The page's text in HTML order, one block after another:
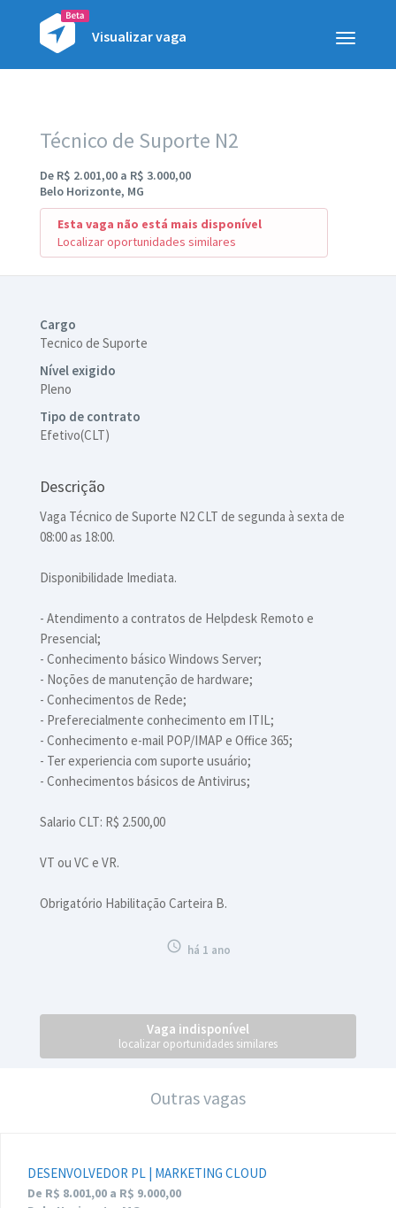
Toggle
Visualizar vaga
Técnico de Suporte N2
De R$ 2.001,00 a R$ 3.000,00
Belo Horizonte, MG
Esta vaga não está mais disponível
Localizar oportunidades similares
Cargo
Tecnico de Suporte
Nível exigido
Pleno
Tipo de contrato
Efetivo(CLT)
Descrição
Vaga Técnico de Suporte N2 CLT de segunda à sexta de
08:00 as 18:00.
Disponibilidade Imediata.
- Atendimento a contratos de Helpdesk Remoto e
Presencial;
- Conhecimento básico Windows Server;
- Noções de manutenção de hardware;
- Conhecimentos de Rede;
- Preferecialmente conhecimento em ITIL;
- Conhecimento e-mail POP/IMAP e Office 365;
- Ter experiencia com suporte usuário;
- Conhecimentos básicos de Antivirus;
Salario CLT: R$ 2.500,00
VT ou VC e VR.
Obrigatório Habilitação Carteira B.
 há 1 ano
Vaga indisponível
localizar oportunidades similares
Outras vagas
DESENVOLVEDOR PL | MARKETING CLOUD
De R$ 8.001,00 a R$ 9.000,00